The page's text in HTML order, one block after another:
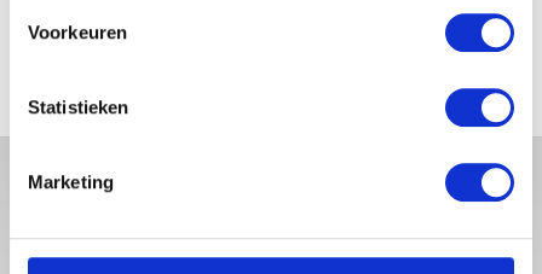
Voorkeuren
Statistieken
Marketing